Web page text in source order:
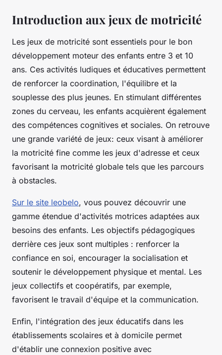
Introduction aux jeux de motricité
Les jeux de motricité sont essentiels pour le bon
développement moteur des enfants entre 3 et 10
ans. Ces activités ludiques et éducatives permettent
de renforcer la coordination, l'équilibre et la
souplesse des plus jeunes. En stimulant différentes
zones du cerveau, les enfants acquièrent également
des compétences cognitives et sociales. On retrouve
une grande variété de jeux: ceux visant à améliorer
la motricité fine comme les jeux d'adresse et ceux
favorisant la motricité globale tels que les parcours
à obstacles.
Sur le site leobelo, vous pouvez découvrir une
gamme étendue d'activités motrices adaptées aux
besoins des enfants. Les objectifs pédagogiques
derrière ces jeux sont multiples : renforcer la
confiance en soi, encourager la socialisation et
soutenir le développement physique et mental. Les
jeux collectifs et coopératifs, par exemple,
favorisent le travail d'équipe et la communication.
Enfin, l'intégration des jeux éducatifs dans les
établissements scolaires et à domicile permet
d'établir une connexion positive avec